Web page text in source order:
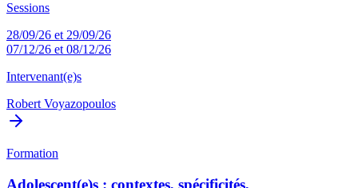
Sessions
28/09/26 et 29/09/26
07/12/26 et 08/12/26
Intervenant(e)s
Robert Voyazopoulos
Formation
Adolescent(e)s : contextes, spécificités,